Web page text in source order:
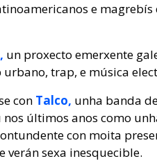
e magrebís
un proxecto emerxente
trap, e música
con Talco, unha banda
últimos anos como
con moita
verán sexa inesquecible.